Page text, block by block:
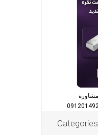
Categories